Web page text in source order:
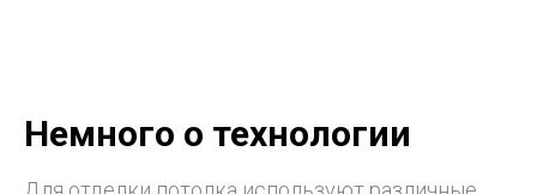
Немного о технологии